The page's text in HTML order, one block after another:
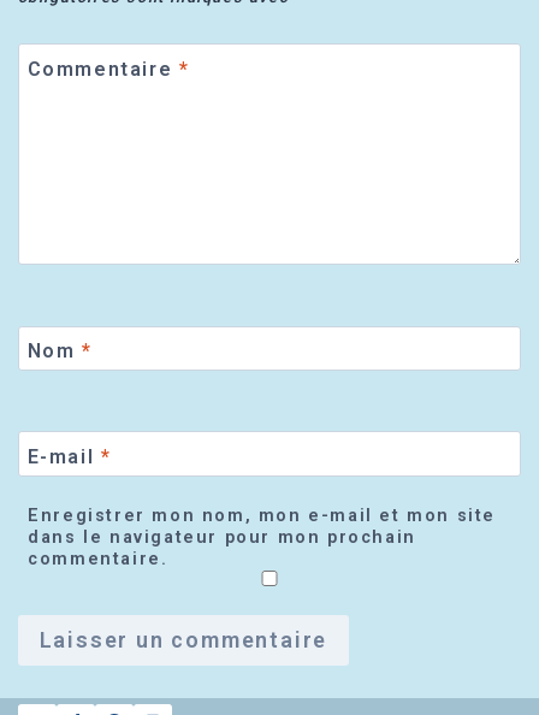
Commentaire *
Nom *
E-mail *
Enregistrer mon nom, mon e-mail et mon site
dans le navigateur pour mon prochain
commentaire.